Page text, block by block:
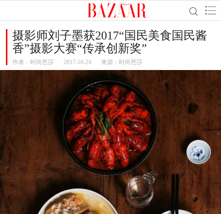
摄影师刘子墨获2017“国民美食国民酱
香”摄影大赛“传承创新奖”
作者： 时尚芭莎 2017-10-24 来源：时尚芭莎